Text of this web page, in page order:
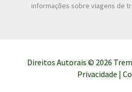
informações sobre viagens de
Direitos Autorais © 2026
Privacidade |